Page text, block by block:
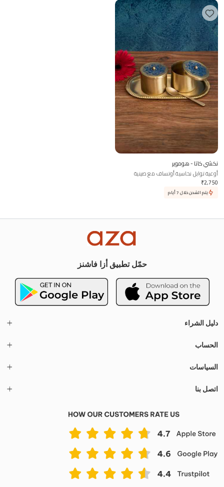
نكشي كاتا - هوموير
أوعية توابل نحاسية أوتساف مع صينية
وملعقة
₹2,750
يتم الشحن خلال 7 أيام
حمّل تطبيق أزا فاشنز
دليل الشراء
الحساب
السياسات
اتصل بنا